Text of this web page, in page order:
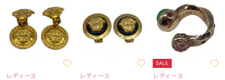
レディース レディース
SALE
レディース